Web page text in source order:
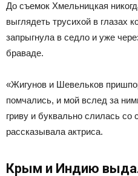
До съемок Хмельницкая
выглядеть трусихой в глазах
запрыгнула в седло и уже
браваде.
«Жигунов и Шевельков
помчались, и мой вслед за
гриву и буквально слилась
рассказывала актриса.
Крым и Индию